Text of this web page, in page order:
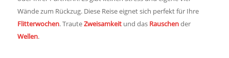
Wände zum Rückzug. Diese Reise eignet sich perfekt für Ihre
Flitterwochen. TrauteZweisamkeitund das Rauschender
Wellen.